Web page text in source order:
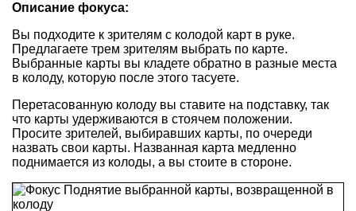
Описание фокуса:
Вы подходите к зрителям с колодой карт в руке.
Предлагаете трем зрителям выбрать по карте.
Выбранные карты вы кладете обратно в разные места
в колоду, которую после этого тасуете.
Перетасованную колоду вы ставите на подставку, так
что карты удерживаются в стоячем положении.
Просите зрителей, выбиравших карты, по очереди
назвать свои карты. Названная карта медленно
поднимается из колоды, а вы стоите в стороне.